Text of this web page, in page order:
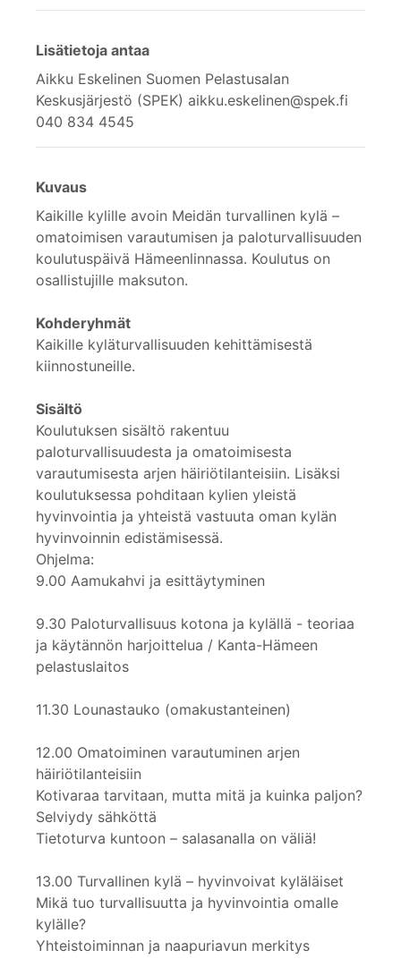
Lisätietoja antaa
Aikku Eskelinen Suomen Pelastusalan
Keskusjärjestö (SPEK) aikku.eskelinen@spek.fi
040 834 4545
Kuvaus
Kaikille kylille avoin Meidän turvallinen kylä –
omatoimisen varautumisen ja paloturvallisuuden
koulutuspäivä Hämeenlinnassa. Koulutus on
osallistujille maksuton.
Kohderyhmät
Kaikille kyläturvallisuuden kehittämisestä
kiinnostuneille.
Sisältö
Koulutuksen sisältö rakentuu
paloturvallisuudesta ja omatoimisesta
varautumisesta arjen häiriötilanteisiin. Lisäksi
koulutuksessa pohditaan kylien yleistä
hyvinvointia ja yhteistä vastuuta oman kylän
hyvinvoinnin edistämisessä.
Ohjelma:
9.00 Aamukahvi ja esittäytyminen
9.30 Paloturvallisuus kotona ja kylällä - teoriaa
ja käytännön harjoittelua / Kanta-Hämeen
pelastuslaitos
11.30 Lounastauko (omakustanteinen)
12.00 Omatoiminen varautuminen arjen
häiriötilanteisiin
Kotivaraa tarvitaan, mutta mitä ja kuinka paljon?
Selviydy sähköttä
Tietoturva kuntoon – salasanalla on väliä!
13.00 Turvallinen kylä – hyvinvoivat kyläläiset
Mikä tuo turvallisuutta ja hyvinvointia omalle
kylälle?
Yhteistoiminnan ja naapuriavun merkitys